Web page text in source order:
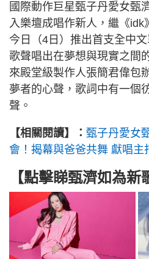
國際動作巨星甄子丹愛女甄
入樂壇成唱作新人，繼《idk
今日（4日）推出首支全中
歌聲唱出在夢想與現實之間
來殿堂級製作人張簡君偉包
夢者的心聲，歌詞中有一個
聲。
【相關閱讀】： 甄子丹愛女
會！揭幕與爸爸共舞 獻唱主
【點擊睇甄濟如為新